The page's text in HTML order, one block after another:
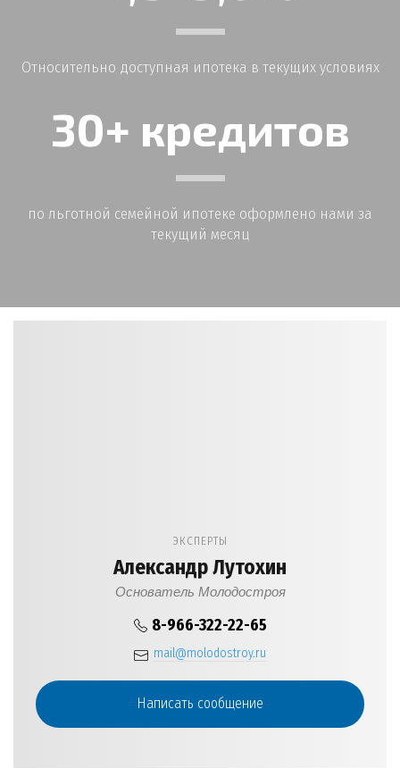
Относительно доступная ипотека в текущих условиях
30+ кредитов
по льготной семейной ипотеке оформлено нами за
текущий месяц
ЭКСПЕРТЫ
Александр Лутохин
Основатель Молодостроя
8-966-322-22-65
mail@molodostroy.ru
Написать сообщение